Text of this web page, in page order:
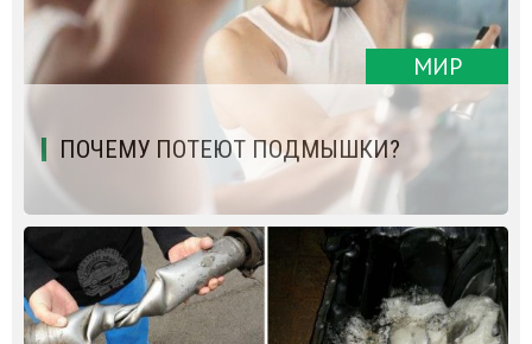
МИР
ПОЧЕМУ ПОТЕЮТ ПОДМЫШКИ?